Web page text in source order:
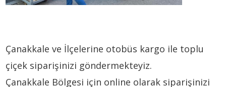
Çanakkale ve İlçelerine otobüs kargo ile toplu
çiçek siparişinizi göndermekteyiz.
Çanakkale Bölgesi için online olarak siparişinizi